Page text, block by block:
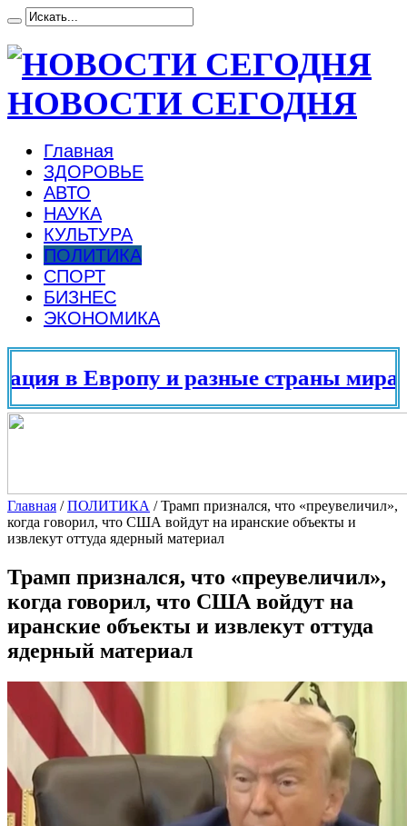
НОВОСТИ СЕГОДНЯ
Главная
ЗДОРОВЬЕ
АВТО
НАУКА
КУЛЬТУРА
ПОЛИТИКА
СПОРТ
БИЗНЕС
ЭКОНОМИКА
в Европу и разные страны мира в
Главная /ПОЛИТИКА /Трамп признался, что «преувеличил»,
когда говорил, что США войдут на иранские объекты и
извлекут оттуда ядерный материал
Трамп признался, что «преувеличил»,
когда говорил, что США войдут на
иранские объекты и извлекут оттуда
ядерный материал